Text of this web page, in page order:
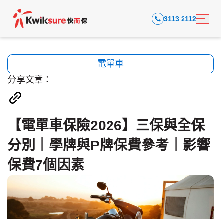
3113 2112
電單車
分享文章：
【電單車保險2026】三保與全保
分別｜學牌與P牌保費參考｜影響
保費7個因素